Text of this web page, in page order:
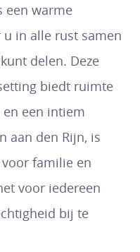
een warme
in alle rust samen
delen. Deze
biedt ruimte
een intiem
aan den Rijn, is
familie en
voor iedereen
bij te